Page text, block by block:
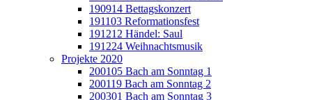
190914 Bettagskonzert
191103 Reformationsfest
191212 Händel: Saul
191224 Weihnachtsmusik
Projekte 2020
200105 Bach am Sonntag 1
200119 Bach am Sonntag 2
200301 Bach am Sonntag 3